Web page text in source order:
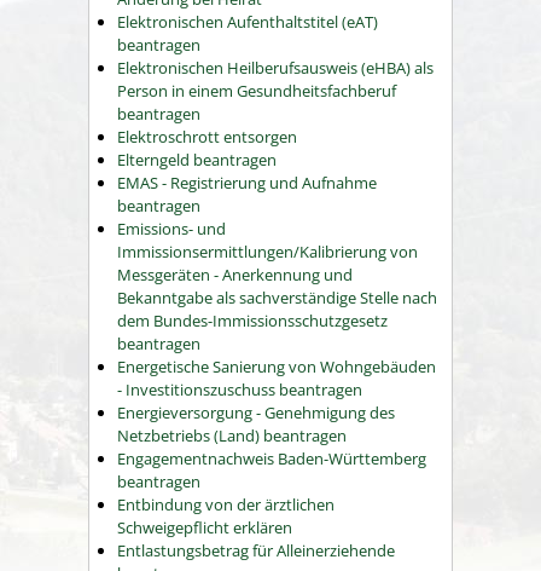
Elektronischen Aufenthaltstitel (eAT)
beantragen
Elektronischen Heilberufsausweis (eHBA) als
Person in einem Gesundheitsfachberuf
beantragen
Elektroschrott entsorgen
Elterngeld beantragen
EMAS - Registrierung und Aufnahme
beantragen
Emissions- und
Immissionsermittlungen/Kalibrierung von
Messgeräten - Anerkennung und
Bekanntgabe als sachverständige Stelle nach
dem Bundes-Immissionsschutzgesetz
beantragen
Energetische Sanierung von Wohngebäuden
- Investitionszuschuss beantragen
Energieversorgung - Genehmigung des
Netzbetriebs (Land) beantragen
Engagementnachweis Baden-Württemberg
beantragen
Entbindung von der ärztlichen
Schweigepflicht erklären
Entlastungsbetrag für Alleinerziehende